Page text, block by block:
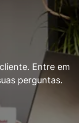
Entre em
perguntas.